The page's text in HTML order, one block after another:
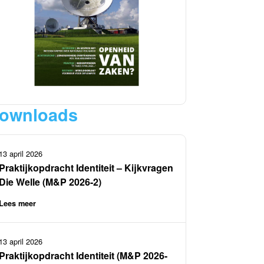
13 april 2026
Praktijkopdracht Identiteit – Kijkvragen
Die Welle (M&P 2026-2)
Lees meer
13 april 2026
Praktijkopdracht Identiteit (M&P 2026-